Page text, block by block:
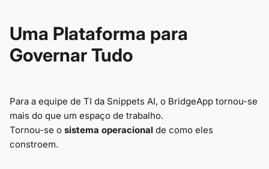
Uma Plataforma para
Governar Tudo
Para a equipe de TI da Snippets AI, o BridgeApp tornou-se
mais do que um espaço de trabalho.
Tornou-se o sistema operacional de como eles
constroem.